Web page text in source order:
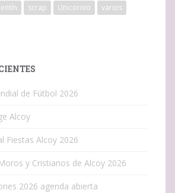
scrap Unicornio
varios
de Fútbol 2026
Alcoy
Fiestas Alcoy 2026
y Cristianos de Alcoy 2026
2026 agenda abierta